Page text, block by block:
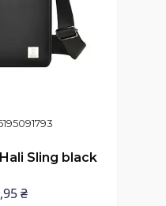
Sling black
₴